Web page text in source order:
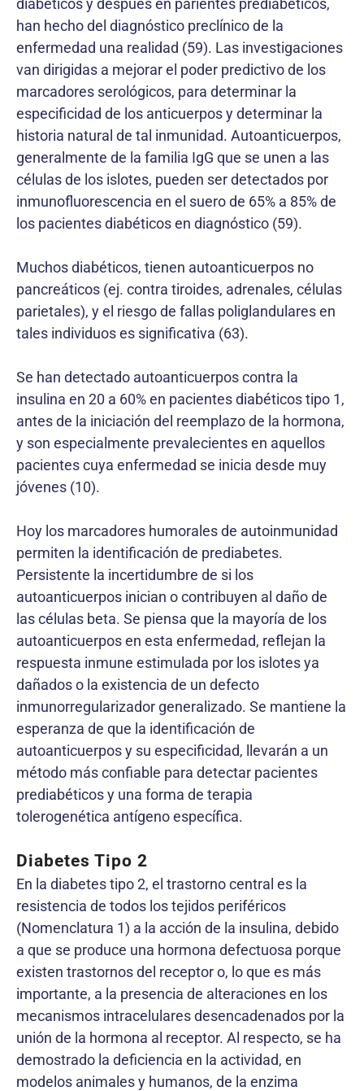
diábeticos y después en parientes prediabéticos,
han hecho del diagnóstico preclínico de la
enfermedad una realidad (59). Las investigaciones
van dirigidas a mejorar el poder predictivo de los
marcadores serológicos, para determinar la
especificidad de los anticuerpos y determinar la
historia natural de tal inmunidad. Autoanticuerpos,
generalmente de la familia IgG que se unen a las
células de los islotes, pueden ser detectados por
inmunofluorescencia en el suero de 65% a 85% de
los pacientes diabéticos en diagnóstico (59).
Muchos diabéticos, tienen autoanticuerpos no
pancreáticos (ej. contra tiroides, adrenales, células
parietales), y el riesgo de fallas poliglandulares en
tales individuos es significativa (63).
Se han detectado autoanticuerpos contra la
insulina en 20 a 60% en pacientes diabéticos tipo 1,
antes de la iniciación del reemplazo de la hormona,
y son especialmente prevalecientes en aquellos
pacientes cuya enfermedad se inicia desde muy
jóvenes (10).
Hoy los marcadores humorales de autoinmunidad
permiten la identificación de prediabetes.
Persistente la incertidumbre de si los
autoanticuerpos inician o contribuyen al daño de
las células beta. Se piensa que la mayoría de los
autoanticuerpos en esta enfermedad, reflejan la
respuesta inmune estimulada por los islotes ya
dañados o la existencia de un defecto
inmunorregularizador generalizado. Se mantiene la
esperanza de que la identificación de
autoanticuerpos y su especificidad, llevarán a un
método más confiable para detectar pacientes
prediabéticos y una forma de terapia
tolerogenética antígeno específica.
Diabetes Tipo 2
En la diabetes tipo 2, el trastorno central es la
resistencia de todos los tejidos periféricos
(Nomenclatura 1) a la acción de la insulina, debido
a que se produce una hormona defectuosa porque
existen trastornos del receptor o, lo que es más
importante, a la presencia de alteraciones en los
mecanismos intracelulares desencadenados por la
unión de la hormona al receptor. Al respecto, se ha
demostrado la deficiencia en la actividad, en
modelos animales y humanos, de la enzima